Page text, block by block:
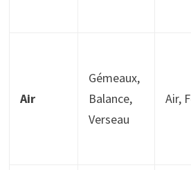
Air
Gémeaux,
Balance,
Verseau
Air,